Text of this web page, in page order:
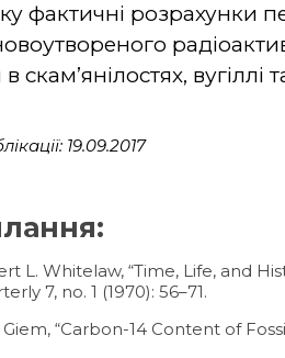
фактичні розрахунки
скам’янілостях, вугіллі
19.09.2017
L. Whitelaw, “Time, Life, and
7, no. 1 (1970): 56–71.
“Carbon-14 Content of